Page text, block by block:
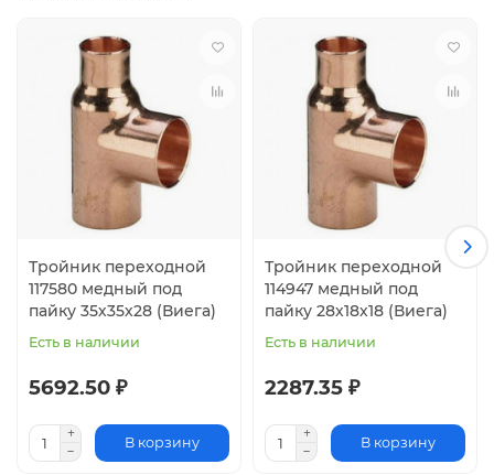
Тройник переходной
117580 медный под
пайку 35х35х28 (Виега)
Есть в наличии
5692.50 ₽
В корзину
Тройник переходной
114947 медный под
пайку 28х18х18 (Виега)
Есть в наличии
2287.35 ₽
В корзину